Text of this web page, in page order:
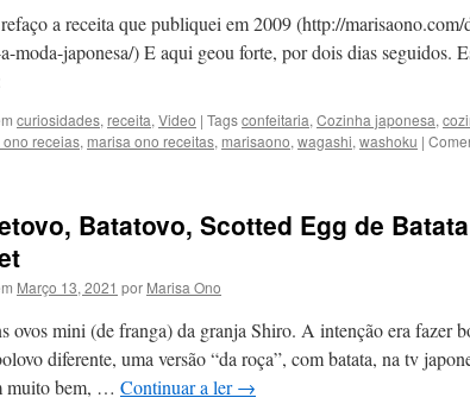
a receita que publiquei em 2009 (http://
moda-japonesa/) E aqui geou forte, por dois dias seguidos.
curiosidades, receita, Video | Tagsconfeitaria, Cozinha japonesa,
ono receias, marisa ono receitas, marisaono, wagashi, washoku |
Batatovo, Scotted Egg de
Março 13, 2021 por Marisa Ono
ovos mini (de franga) da granja Shiro. A intenção era fazer
diferente, uma versão “da roça”, com batata, na tv
muito bem, … Continuar a ler→